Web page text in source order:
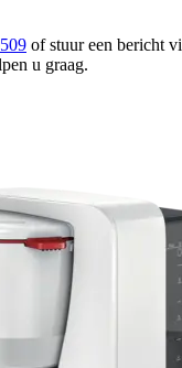
of stuur een bericht
u graag.